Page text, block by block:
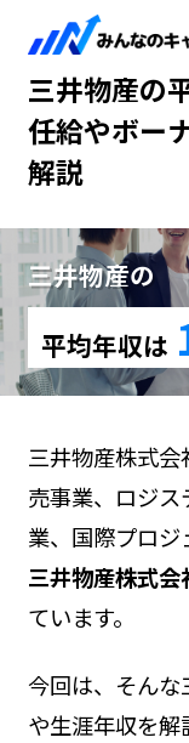
HOME 三井物産
三井物産の
任給やボー
解説
三井物産の
平均年収は
三井物産株式
売事業、ロジ
業、国際プロジ
三井物産株式
ています。
今回は、そん
や生涯年収を解